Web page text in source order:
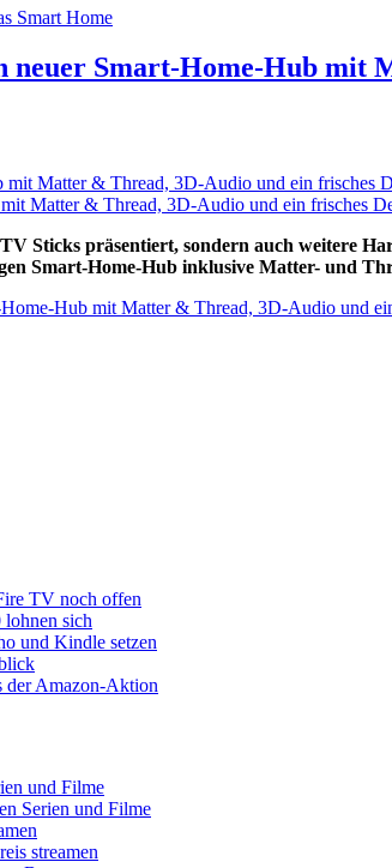
Smart Home
neuer Smart-Home-Hub mit
Matter & Thread, 3D-Audio und ein frisches
Sticks präsentiert, sondern auch weitere
Smart-Home-Hub inklusive Matter- und
Hub mit Matter & Thread, 3D-Audio und
TV noch offen
sich
und Kindle setzen
der Amazon-Aktion
und Filme
Serien und Filme
streamen